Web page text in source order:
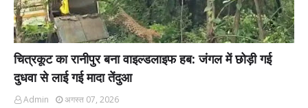
चित्रकूट का रानीपुर बना वाइल्डलाइफ हब: जंगल में छोड़ी गई
दुधवा से लाई गई मादा तेंदुआ
Admin
अगस्त 07, 2026